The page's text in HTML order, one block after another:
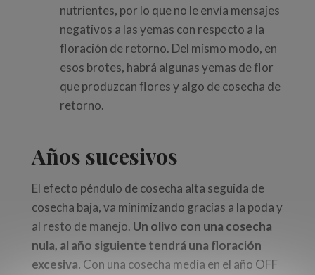
nutrientes, por lo que no le envía mensajes
negativos a las yemas con respecto a la
floración de retorno. Del mismo modo, en
esos brotes, habrá algunas yemas de flor
que produzcan flores y algo de cosecha de
retorno.
Años sucesivos
El efecto péndulo de cosecha alta seguida de
cosecha baja, va minimizando gracias a la poda y
al resto de manejo. Un olivo con una cosecha
nula, al año siguiente tendrá una floración
excesiva. Con una cosecha media en el año OFF